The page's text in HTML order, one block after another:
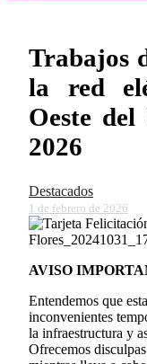
Trabajos
la red
Oeste
2026
Destacados
1 de febrero de 2026
AVISO
Entendemos que
inconvenientes
la infraestructura y
Ofrecemos